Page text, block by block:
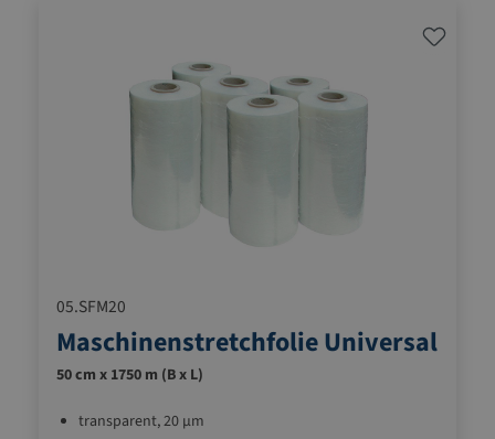
05.SFM20
Maschinenstretchfolie Universal
50 cm x 1750 m (B x L)
transparent, 20 µm